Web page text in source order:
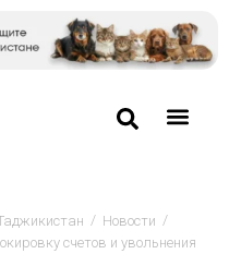
/ Новости /
счетов и увольнения